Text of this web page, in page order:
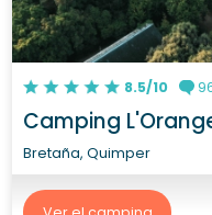
8.5/10
Camping
Bretaña, Quimper